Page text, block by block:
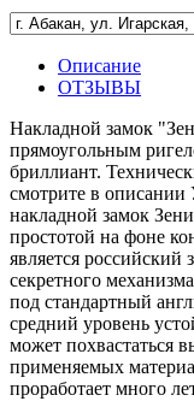
Новости и Акции
Оплата и доставка
Сервис-центр
Адреса Сервис-
Условия возврата
Описание
ОТЗЫВЫ
Накладной замок
прямоугольным
бриллиант.
смотрите в
накладной замок
простотой на фоне
является
секретного
под стандартный
средний уровень
может похвастаться
применяемых
проработает много